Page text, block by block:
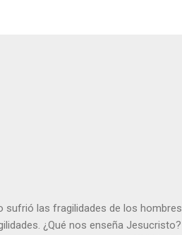
sufrió las fragilidades de los hombres
¿Qué nos enseña Jesucristo?